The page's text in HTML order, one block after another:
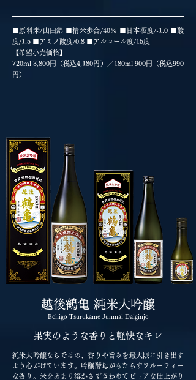
■原料米/山田錦 ■精米歩合/40％ ■日本酒度/-1.0 ■酸
度/1.5 ■アミノ酸度/0.8 ■アルコール度/15度
【希望小売価格】
720ml 3,800円（税込4,180円）／180ml 900円（税込990
円）
越後鶴亀 純米大吟醸
Echigo Tsurukame Junmai Daiginjo
果実のような香りと軽快なキレ
純米大吟醸ならではの、香りや旨みを最大限に引き出す
よう心がけています。吟醸酵母がもたらすフルーティー
な香り。米をあまり溶かさずきわめてピュアな仕上がり